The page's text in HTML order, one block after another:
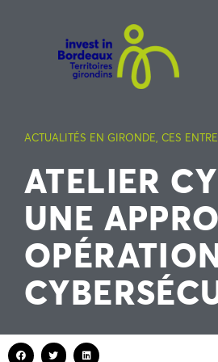
ACTUALITÉS EN GIRONDE, CES
ATELIER
UNE